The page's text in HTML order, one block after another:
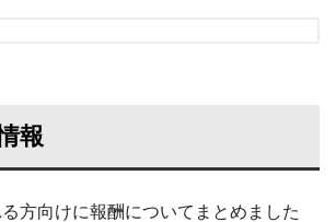
報
方向けに報酬についてまとめました